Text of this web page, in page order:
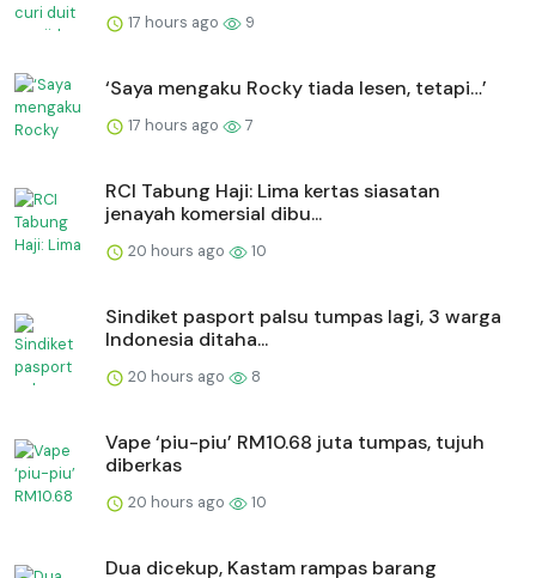
17 hours ago 9
‘Saya mengaku Rocky tiada lesen, tetapi…’
17 hours ago 7
RCI Tabung Haji: Lima kertas siasatan
jenayah komersial dibu...
20 hours ago 10
Sindiket pasport palsu tumpas lagi, 3 warga
Indonesia ditaha...
20 hours ago 8
Vape ‘piu-piu’ RM10.68 juta tumpas, tujuh
diberkas
20 hours ago 10
Dua dicekup, Kastam rampas barang